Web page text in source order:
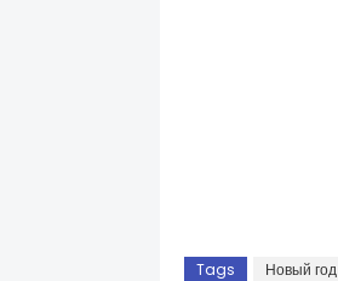
Tags Новый год